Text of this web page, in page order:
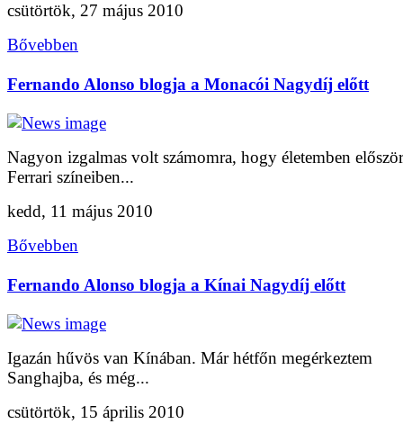
csütörtök, 27 május 2010
Bővebben
Fernando Alonso blogja a Monacói Nagydíj előtt
Nagyon izgalmas volt számomra, hogy életemben
Ferrari színeiben...
kedd, 11 május 2010
Bővebben
Fernando Alonso blogja a Kínai Nagydíj előtt
Igazán hűvös van Kínában. Már hétfőn megérkeztem
Sanghajba, és még...
csütörtök, 15 április 2010